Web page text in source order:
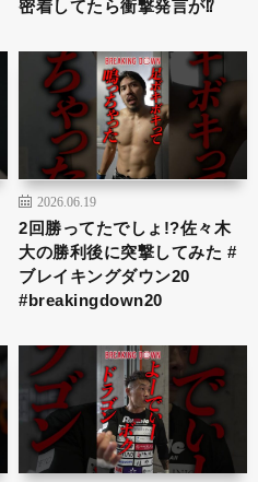
密着してたら衝撃発言が⁉︎
2026.06.19
2回勝ってたでしょ!?佐々木
大の勝利後に突撃してみた #
ブレイキングダウン20
#breakingdown20